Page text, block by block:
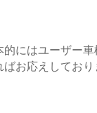
的にはユーザー
ばお応えしてお